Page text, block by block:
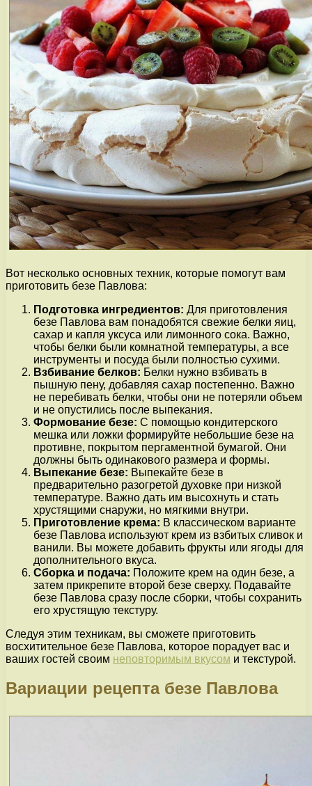
Вот несколько основных техник, которые помогут вам
приготовить безе Павлова:
Подготовка ингредиентов: Для приготовления
безе Павлова вам понадобятся свежие белки яиц,
сахар и капля уксуса или лимонного сока. Важно,
чтобы белки были комнатной температуры, а все
инструменты и посуда были полностью сухими.
Взбивание белков: Белки нужно взбивать в
пышную пену, добавляя сахар постепенно. Важно
не перебивать белки, чтобы они не потеряли объем
и не опустились после выпекания.
Формование безе: С помощью кондитерского
мешка или ложки формируйте небольшие безе на
противне, покрытом пергаментной бумагой. Они
должны быть одинакового размера и формы.
Выпекание безе: Выпекайте безе в
предварительно разогретой духовке при низкой
температуре. Важно дать им высохнуть и стать
хрустящими снаружи, но мягкими внутри.
Приготовление крема: В классическом варианте
безе Павлова используют крем из взбитых сливок и
ванили. Вы можете добавить фрукты или ягоды для
дополнительного вкуса.
Сборка и подача: Положите крем на один безе, а
затем прикрепите второй безе сверху. Подавайте
безе Павлова сразу после сборки, чтобы сохранить
его хрустящую текстуру.
Следуя этим техникам, вы сможете приготовить
восхитительное безе Павлова, которое порадует вас и
ваших гостей своим неповторимым вкусом и текстурой.
Вариации рецепта безе Павлова